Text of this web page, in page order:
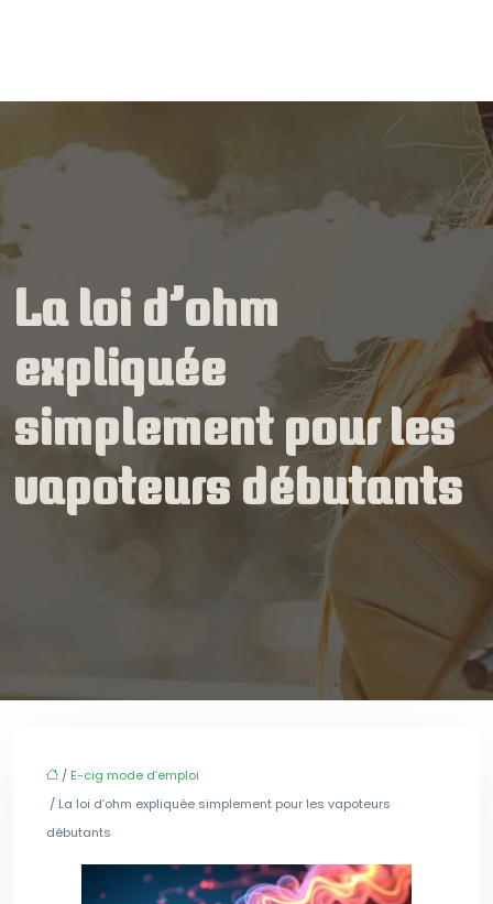
La loi d’ohm
expliquée
simplement pour les
vapoteurs débutants
/ E-cig mode d’emploi
/ La loi d’ohm expliquée simplement pour les vapoteurs
débutants